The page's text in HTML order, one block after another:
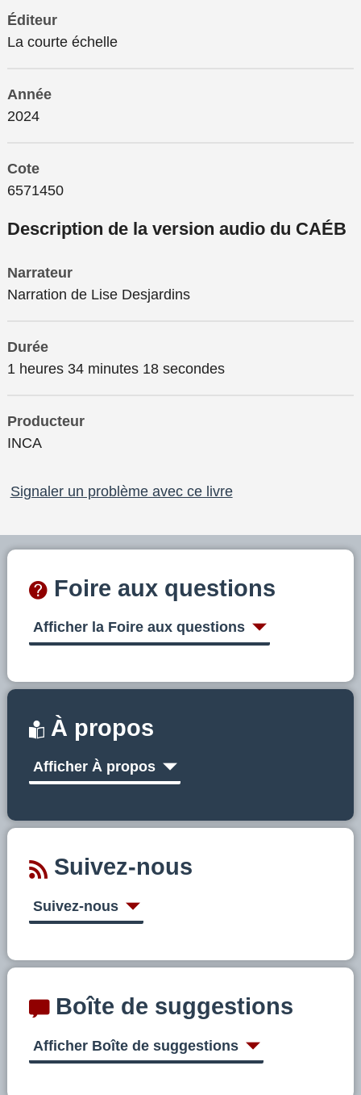
Éditeur
La courte échelle
Année
2024
Cote
6571450
Description de la version audio du CAÉB
Narrateur
Narration de Lise Desjardins
Durée
1 heures 34 minutes 18 secondes
Producteur
INCA
Signaler un problème avec ce livre
Foire aux questions
Afficher la Foire aux questions
À propos
Afficher À propos
Suivez-nous
Suivez-nous
Boîte de suggestions
Afficher Boîte de suggestions